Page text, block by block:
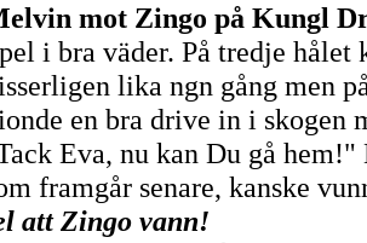
mot Zingo på Kungl
i bra väder. På tredje
lika ngn gång men
en bra drive in i skogen
Eva, nu kan Du gå
framgår senare, kanske
att Zingo vann!